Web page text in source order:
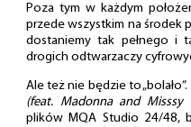
Poza tym w każdym
przede wszystkim na środek
dostaniemy tak pełnego i
drogich odtwarzaczy
Ale też nie będzie to
(feat. Madonna and Misssy
plików MQA Studio 24/48,